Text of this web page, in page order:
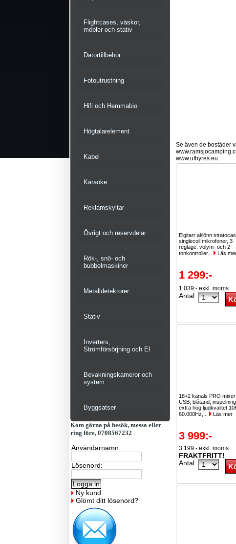
Flightcases, väskor,
möbler och stativ
Datortillbehör
Fotoutrustning
Hifi och Hemmabio
Högtalarelement
Kabel
Karaoke
Reklamskyltar
Övrigt och reservdelar
Rök-, snö- och
bubbelmaskiner
Metalldetektorer
Stativ
Inverters,
Strömförsörjning och El
Bevakningskameror och
system
Byggsatser
Kom gärna på besök, messa eller
ring före, 0708567232
Användarnamn:
Lösenord:
Ny kund
Glömt ditt lösenord?
Se även de bostäder
www.uthyres.eu
Elgitarr al/lönn
singlecoil mikrofoner, 3
reglage: volym- och 2
tonkontroller...
Läs
1 299:-
1 039:- exkl. moms
Antal
18+2 kanals PRO
USB, blåtand, inspelning,
extra hög ljudkvalitet
60.000Hz,...
Läs mer
3 999:-
3 199:- exkl. moms
FRAKTFRITT!
Antal